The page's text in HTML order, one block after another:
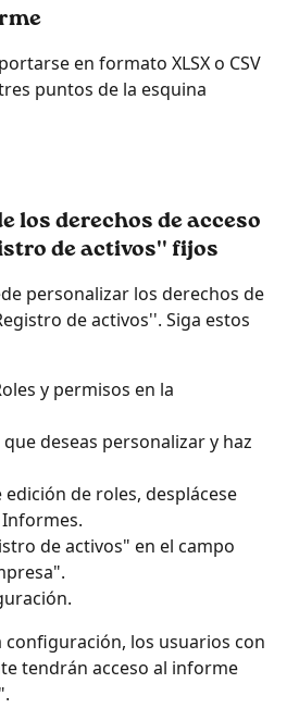
en formato XLSX o CSV
puntos de la esquina
los derechos de acceso
de activos'' fijos
personalizar los derechos de
de activos''. Siga estos
y permisos en la
deseas personalizar y haz
edición de roles, desplácese
de activos" en el campo
configuración, los usuarios con
tendrán acceso al informe